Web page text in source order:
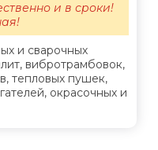
и сварочных
вибротрамбовок,
тепловых пушек,
окрасочных и
и в сроки!